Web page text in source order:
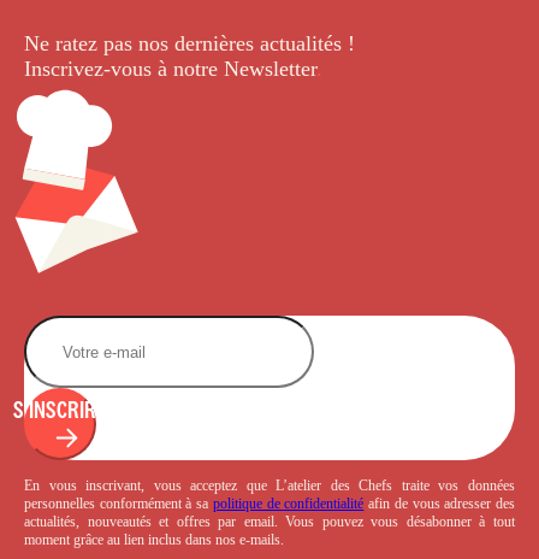
Ne ratez pas nos dernières actualités !
Inscrivez-vous à notre Newsletter.
S'INSCRIRE
En vous inscrivant, vous acceptez que L’atelier des Chefs traite vos données
personnelles conformément à sa politique de confidentialité afin de vous adresser des
actualités, nouveautés et offres par email. Vous pouvez vous désabonner à tout
moment grâce au lien inclus dans nos e-mails.